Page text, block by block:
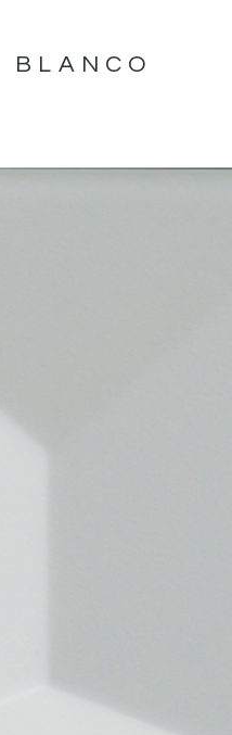
BLANCO